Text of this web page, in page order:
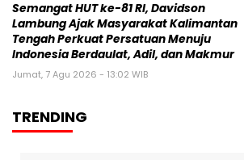
Semangat HUT ke-81 RI, Davidson
Lambung Ajak Masyarakat Kalimantan
Tengah Perkuat Persatuan Menuju
Indonesia Berdaulat, Adil, dan Makmur
Jumat, 7 Agu 2026 - 13:02 WIB
TRENDING